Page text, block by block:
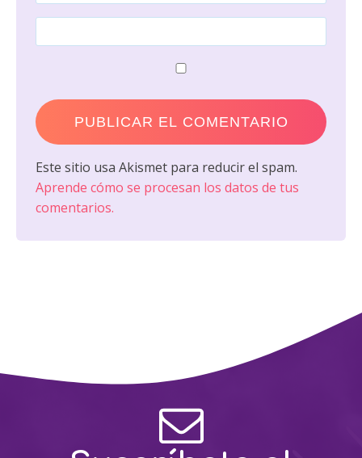
Este sitio usa Akismet para reducir el spam.
Aprende cómo se procesan los datos de tus
comentarios.